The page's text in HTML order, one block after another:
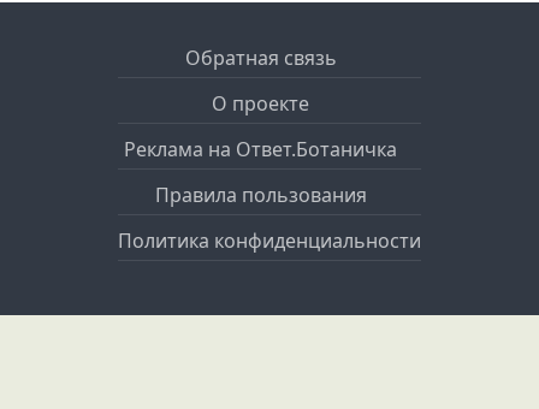
Обратная связь
О проекте
Реклама на Ответ.Ботаничка
Правила пользования
Политика конфиденциальности